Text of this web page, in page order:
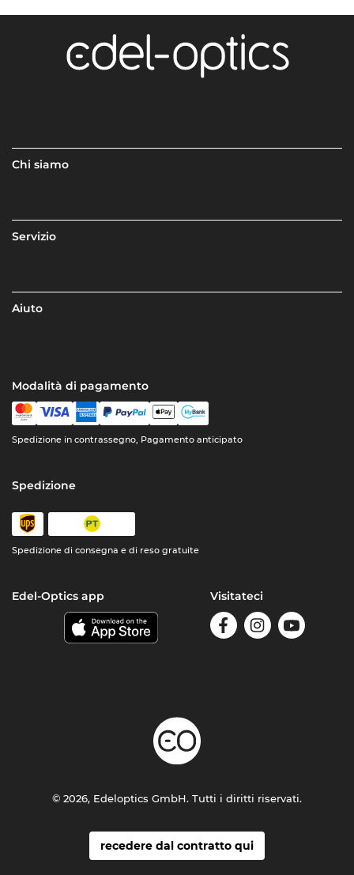
Chi siamo
Servizio
Aiuto
Modalità di pagamento
Spedizione in contrassegno, Pagamento anticipato
Spedizione
Spedizione di consegna e di reso gratuite
Edel-Optics app Visitateci
recedere dal contratto qui
© 2026, Edeloptics GmbH. Tutti i diritti riservati.